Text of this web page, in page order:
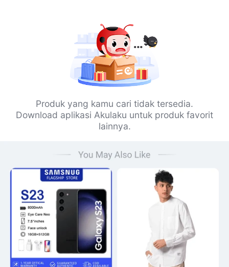
Produk yang kamu cari tidak tersedia.
Download aplikasi Akulaku untuk produk favorit
lainnya.